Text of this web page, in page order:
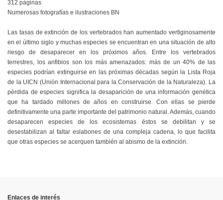
312 páginas
Numerosas fotografías e ilustraciones BN
Las tasas de extinción de los vertebrados han aumentado vertiginosamente
en el último siglo y muchas especies se encuentran en una situación de alto
riesgo de desaparecer en los próximos años. Entre los vertebrados
terrestres, los anfibios son los más amenazados: más de un 40% de las
especies podrían extinguirse en las próximas décadas según la Lista Roja
de la UICN (Unión Internacional para la Conservación de la Naturaleza). La
pérdida de especies significa la desaparición de una información genética
que ha tardado millones de años en construirse. Con ellas se pierde
definitivamente una parte importante del patrimonio natural. Además, cuando
desaparecen especies de los ecosistemas éstos se debilitan y se
desestabilizan al faltar eslabones de una compleja cadena, lo que facilita
que otras especies se acerquen también al abismo de la extinción.
Enlaces de interés